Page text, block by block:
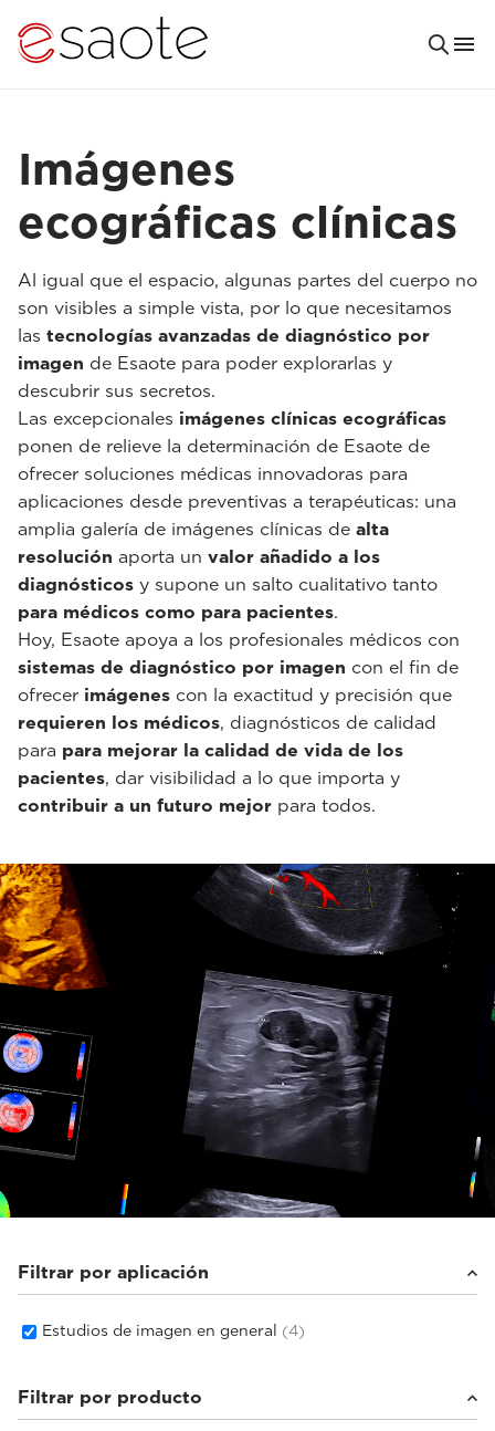
Imágenes
ecográficas clínicas
Al igual que el espacio, algunas partes del cuerpo no
son visibles a simple vista, por lo que necesitamos
las tecnologías avanzadas de diagnóstico por
imagen de Esaote para poder explorarlas y
descubrir sus secretos.
Las excepcionales imágenes clínicas ecográficas
ponen de relieve la determinación de Esaote de
ofrecer soluciones médicas innovadoras para
aplicaciones desde preventivas a terapéuticas: una
amplia galería de imágenes clínicas de alta
resolución aporta un valor añadido a los
diagnósticos y supone un salto cualitativo tanto
para médicos como para pacientes.
Hoy, Esaote apoya a los profesionales médicos con
sistemas de diagnóstico por imagen con el fin de
ofrecer imágenes con la exactitud y precisión que
requieren los médicos, diagnósticos de calidad
para para mejorar la calidad de vida de los
pacientes, dar visibilidad a lo que importa y
contribuir a un futuro mejor para todos.
Filtrar por aplicación
Estudios de imagen en general (4)
Filtrar por producto